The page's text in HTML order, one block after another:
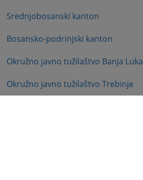
Srednjobosanski kanton
Bosansko-podrinjski kanton
Okružno javno tužilaštvo Banja Luka
Okružno javno tužilaštvo Trebinje